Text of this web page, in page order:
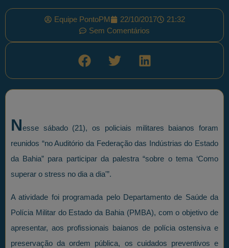
Equipe PontoPM 22/10/2017
21:32
Sem Comentários
Nesse sábado (21), os policiais militares baianos foram
reunidos “no Auditório da Federação das Indústrias do Estado
da Bahia” para participar da palestra “sobre o tema ‘Como
superar o stress no dia a dia'”.
A atividade foi programada pelo Departamento de Saúde da
Polícia Militar do Estado da Bahia (PMBA), com o objetivo de
apresentar, aos profissionais baianos de polícia ostensiva e
preservação da ordem pública, os cuidados preventivos e